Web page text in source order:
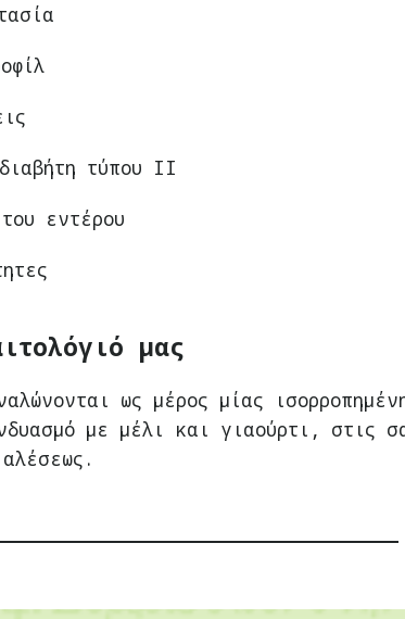
τύπου II
εντέρου
μας
ως μέρος μίας
με μέλι και γιαούρτι, στις